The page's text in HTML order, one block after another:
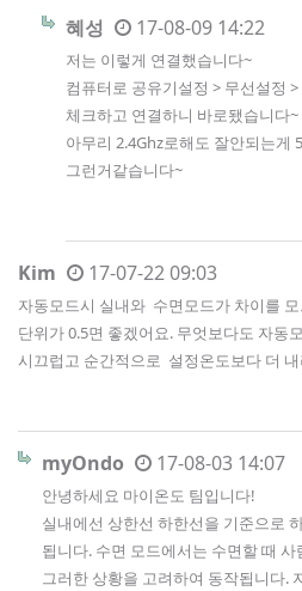
혜성 17-08-09 14:22
저는 이렇게 연결했습니다~
컴퓨터로 공유기설정 > 무선설정
체크하고 연결하니 바로됐습니다~
아무리 2.4Ghz로해도 잘안되는게
그런거같습니다~
Kim 17-07-22 09:03
자동모드시 실내와 수면모드가 차이를
단위가 0.5면 좋겠어요. 무엇보다도 자동
시끄럽고 순간적으로 설정온도보다 더
myOndo 17-08-03 14:07
안녕하세요 마이온도 팀입니다!
실내에선 상한선 하한선을 기준으로
됩니다. 수면 모드에서는 수면할 때
그러한 상황을 고려하여 동작됩니다.